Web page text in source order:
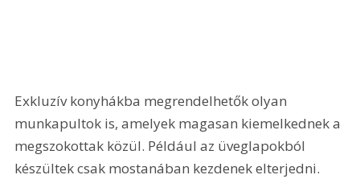
Exkluzív konyhákba megrendelhetők olyan
munkapultok is, amelyek magasan kiemelkednek a
megszokottak közül. Például az üveglapokból
készültek csak mostanában kezdenek elterjedni.